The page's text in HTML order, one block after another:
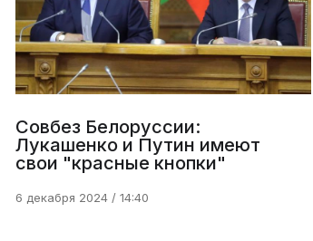
Совбез Белоруссии:
Лукашенко и Путин имеют
свои "красные кнопки"
6 декабря 2024 / 14:40